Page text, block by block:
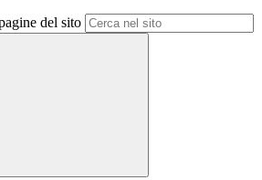
del sito